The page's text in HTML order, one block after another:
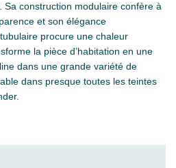
construction modulaire confère à
et son élégance
procure une chaleur
la pièce d’habitation en une
dans une grande variété de
dans presque toutes les teintes